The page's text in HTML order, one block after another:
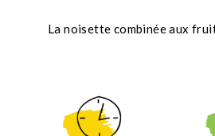
La noisette combinée aux